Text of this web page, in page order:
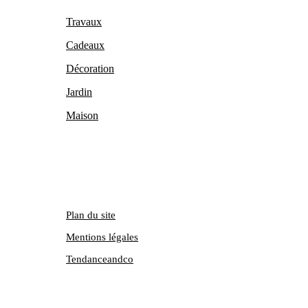
Travaux
Cadeaux
Décoration
Jardin
Maison
Tendanceandco
Plan du site
Mentions légales